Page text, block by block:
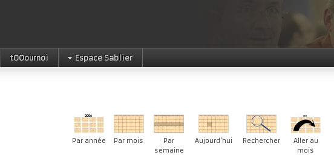
tOOournoi Espace Sablier
Par année Par mois
Par
semaine
Aujourd'hui Rechercher
Aller au
mois